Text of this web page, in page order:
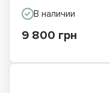
В наличии
9 800 грн